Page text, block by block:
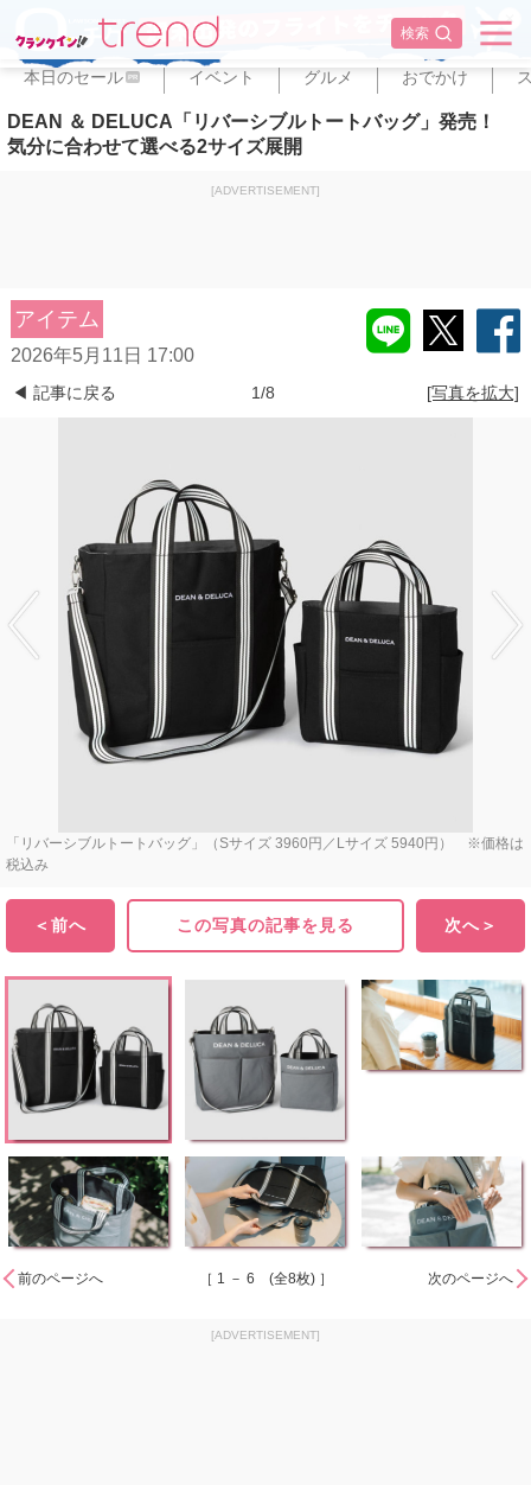
検索
✕
本日のセール PR イベント グルメ おでかけ
DEAN ＆ DELUCA「リバーシブルトートバッグ」発売！
気分に合わせて選べる2サイズ展開
[ADVERTISEMENT]
アイテム
2026年5月11日 17:00
◀ 記事に戻る 1/8 [写真を拡大]
「リバーシブルトートバッグ」（Sサイズ 3960円／Lサイズ 5940円） ※価格は
税込み
＜前へ この写真の記事を見る 次へ＞
前のページへ ［ 1 － 6 (全8枚) ］ 次のページへ
[ADVERTISEMENT]